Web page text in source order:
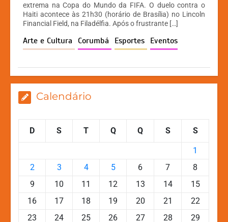
s
A
p
e
b
o
k
s
e
n
er
y
Li
n
extrema na Copa do Mundo da FIFA. O duelo contra o
Haiti acontece às 21h30 (horário de Brasília) no Lincoln
Financial Field, na Filadélfia. Após o frustrante […]
Arte e Cultura Corumbá Esportes Eventos
Calendário
D S T Q Q S S
1
2
3 4 5 6 7
8
9
10 11 12 13 14
15
16
17 18 19 20 21
22
23
24 25 26 27 28
29